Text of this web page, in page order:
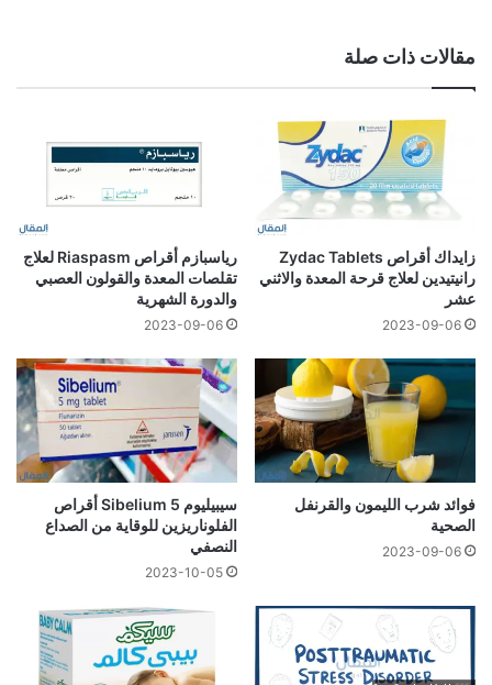
مقالات ذات صلة
زايداك أقراص Zydac Tablets
رانيتيدين لعلاج قرحة المعدة والاثني
عشر
2023-09-06
رياسبازم أقراص Riaspasm لعلاج
تقلصات المعدة والقولون العصبي
والدورة الشهرية
2023-09-06
فوائد شرب الليمون والقرنفل
الصحية
2023-09-06
سيبيليوم Sibelium 5 أقراص
الفلوناريزين للوقاية من الصداع
النصفي
2023-10-05